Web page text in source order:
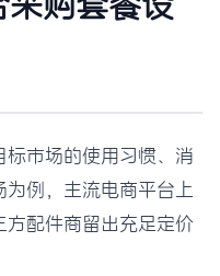
市场的使用习惯、消
例，主流电商平台上
配件商留出充足定价